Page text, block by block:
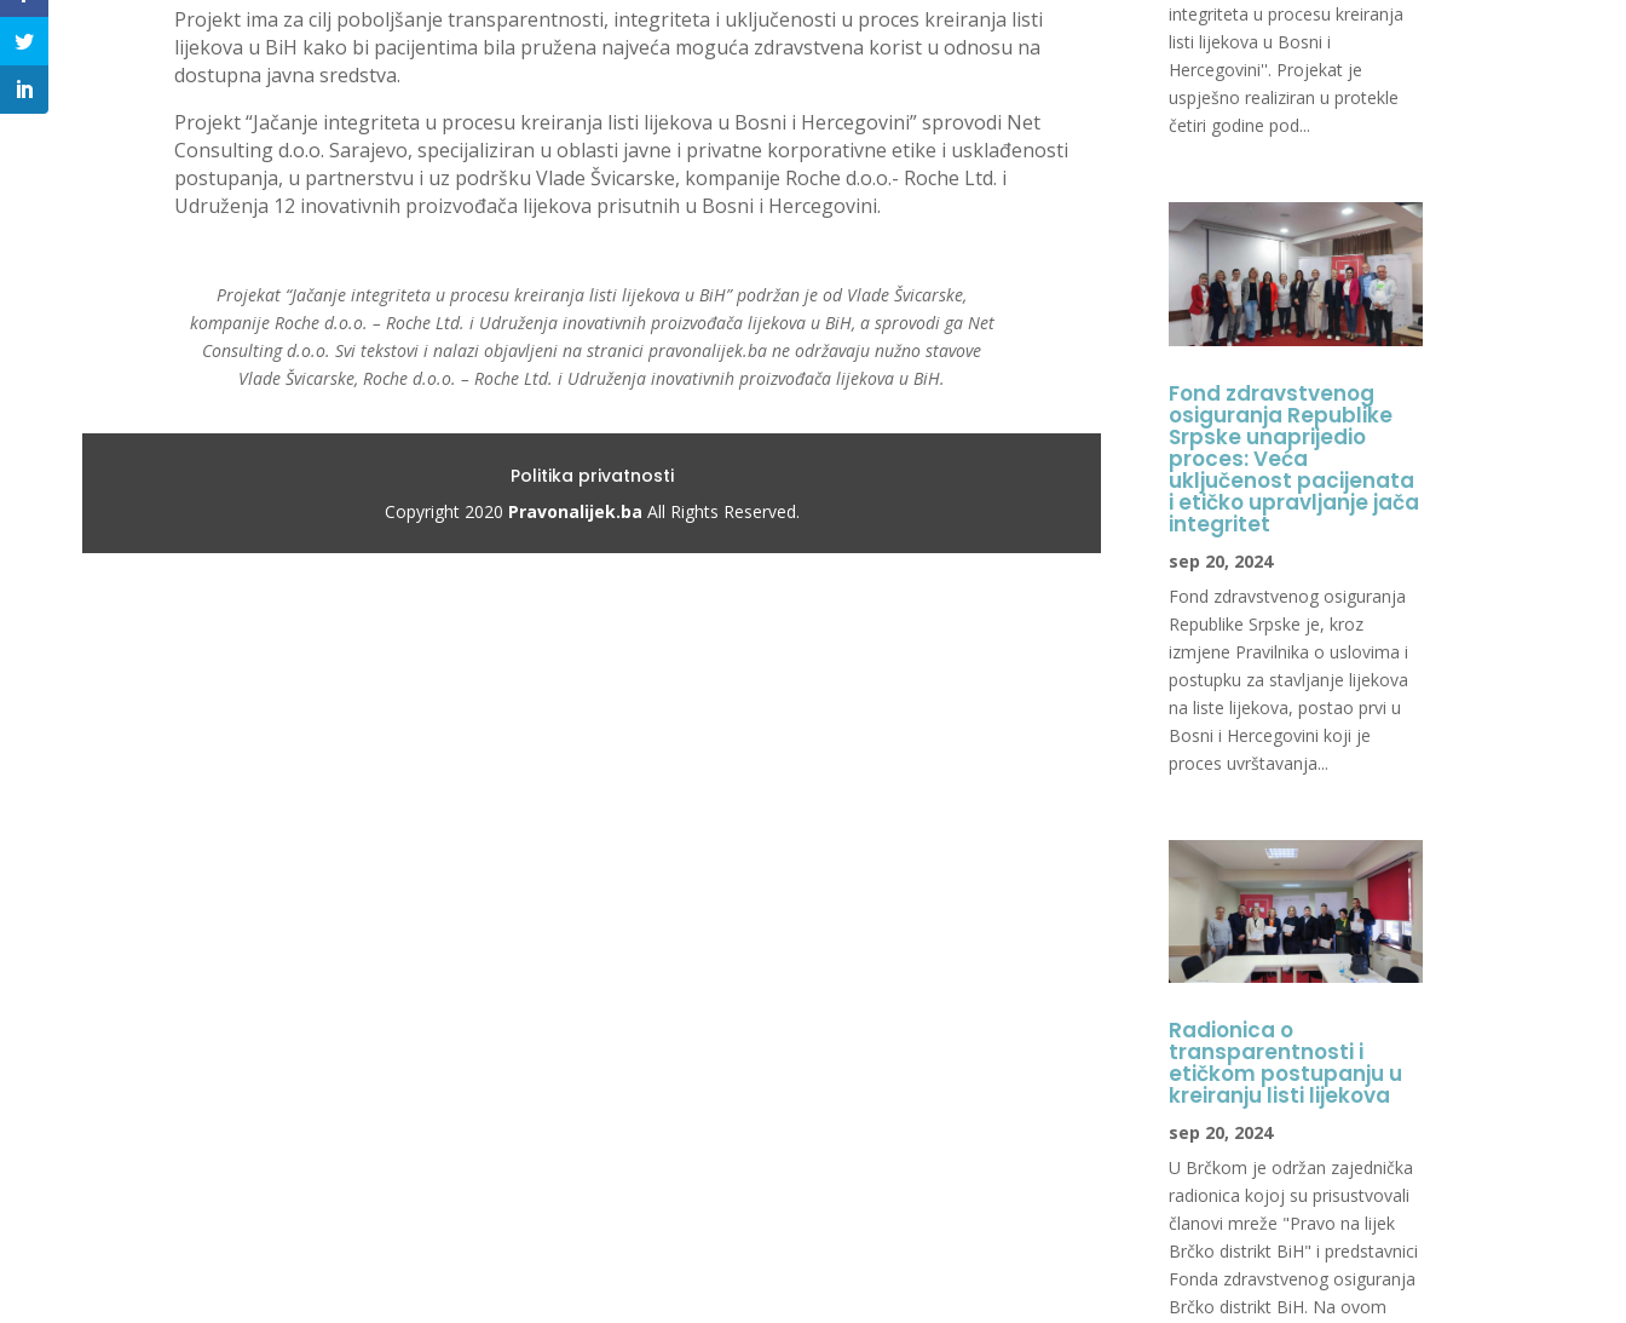
Projekt ima za cilj poboljšanje transparentnosti, integriteta i uključenosti u proces kreiranja listi
lijekova u BiH kako bi pacijentima bila pružena najveća moguća zdravstvena korist u odnosu na
dostupna javna sredstva.
Projekt “Jačanje integriteta u procesu kreiranja listi lijekova u Bosni i Hercegovini” sprovodi Net
Consulting d.o.o. Sarajevo, specijaliziran u oblasti javne i privatne korporativne etike i usklađenosti
postupanja, u partnerstvu i uz podršku Vlade Švicarske, kompanije Roche d.o.o.- Roche Ltd. i
Udruženja 12 inovativnih proizvođača lijekova prisutnih u Bosni i Hercegovini.
Projekat “Jačanje integriteta u procesu kreiranja listi lijekova u BiH” podržan je od Vlade Švicarske,
kompanije Roche d.o.o. – Roche Ltd. i Udruženja inovativnih proizvođača lijekova u BiH, a sprovodi ga Net
Consulting d.o.o. Svi tekstovi i nalazi objavljeni na stranici pravonalijek.ba ne održavaju nužno stavove
Vlade Švicarske, Roche d.o.o. – Roche Ltd. i Udruženja inovativnih proizvođača lijekova u BiH.
Politika privatnosti
Copyright 2020 Pravonalijek.ba All Rights Reserved.
integriteta u procesu kreiranja
listi lijekova u Bosni i
Hercegovini''. Projekat je
uspješno realiziran u protekle
četiri godine pod...
Fond zdravstvenog
osiguranja Republike
Srpske unaprijedio
proces: Veća
uključenost pacijenata
i etičko upravljanje jača
integritet
sep 20, 2024
Fond zdravstvenog osiguranja
Republike Srpske je, kroz
izmjene Pravilnika o uslovima i
postupku za stavljanje lijekova
na liste lijekova, postao prvi u
Bosni i Hercegovini koji je
proces uvrštavanja...
Radionica o
transparentnosti i
etičkom postupanju u
kreiranju listi lijekova
sep 20, 2024
U Brčkom je održan zajednička
radionica kojoj su prisustvovali
članovi mreže "Pravo na lijek
Brčko distrikt BiH" i predstavnici
Fonda zdravstvenog osiguranja
Brčko distrikt BiH. Na ovom